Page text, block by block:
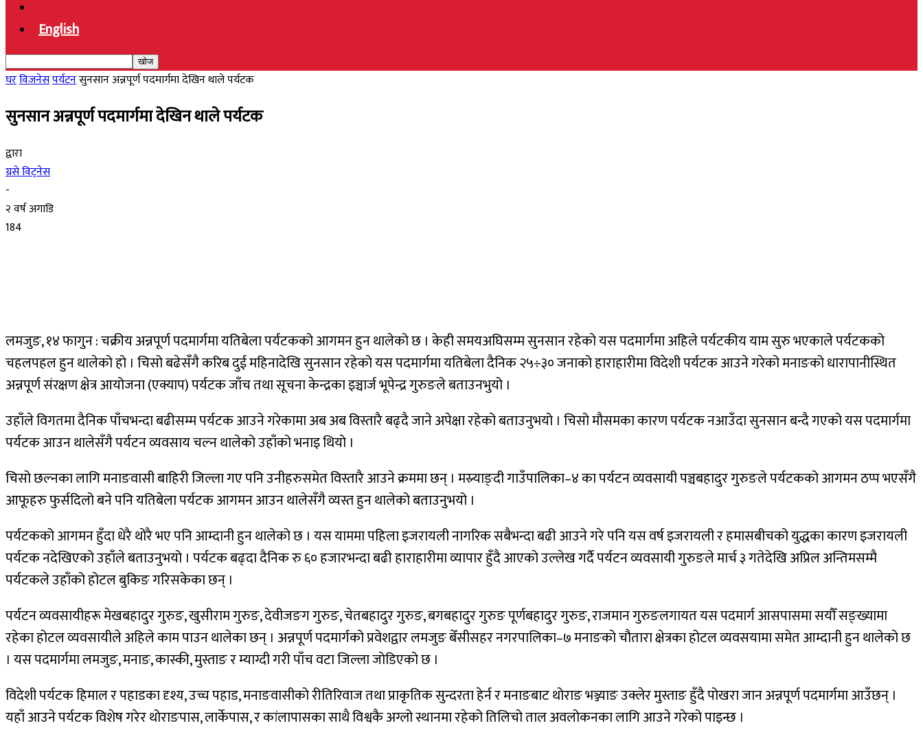
English
घरविजनेसपर्यटनसुनसान अन्नपूर्ण पदमार्गमा देखिन थाले पर्यटक
सुनसान अन्नपूर्ण पदमार्गमा देखिन थाले पर्यटक
द्वारा
ग्रसे विट्नेस
-
२ वर्ष अगाडि
184
लमजुङ, १४ फागुन : चक्रीय अन्नपूर्ण पदमार्गमा यतिबेला पर्यटकको आगमन हुन थालेको छ । केही समयअघिसम्म सुनसान रहेको यस पदमार्गमा अहिले पर्यटकीय याम सुरु भएकाले पर्यटकको
चहलपहल हुन थालेको हो । चिसो बढेसँगै करिब दुई महिनादेखि सुनसान रहेको यस पदमार्गमा यतिबेला दैनिक २५÷३० जनाको हाराहारीमा विदेशी पर्यटक आउने गरेको मनाङको धारापानीस्थित
अन्नपूर्ण संरक्षण क्षेत्र आयोजना (एक्याप) पर्यटक जाँच तथा सूचना केन्द्रका इञ्चार्ज भूपेन्द्र गुरुङले बताउनभुयो ।
उहाँले विगतमा दैनिक पाँचभन्दा बढीसम्म पर्यटक आउने गरेकामा अब अब विस्तारै बढ्दै जाने अपेक्षा रहेको बताउनुभयो । चिसो मौसमका कारण पर्यटक नआउँदा सुनसान बन्दै गएको यस पदमार्गमा
पर्यटक आउन थालेसँगै पर्यटन व्यवसाय चल्न थालेको उहाँको भनाइ थियो ।
चिसो छल्नका लागि मनाङवासी बाहिरी जिल्ला गए पनि उनीहरुसमेत विस्तारै आउने क्रममा छन् । मस्र्याङ्दी गाउँपालिका–४ का पर्यटन व्यवसायी पञ्चबहादुर गुरुङले पर्यटकको आगमन ठप्प भएसँगै
आफूहरु फुर्सदिलो बने पनि यतिबेला पर्यटक आगमन आउन थालेसँगै व्यस्त हुन थालेको बताउनुभयो ।
पर्यटकको आगमन हुँदा धेरै थोरै भए पनि आम्दानी हुन थालेको छ । यस याममा पहिला इजरायली नागरिक सबैभन्दा बढी आउने गरे पनि यस वर्ष इजरायली र हमासबीचको युद्धका कारण इजरायली
पर्यटक नदेखिएको उहाँले बताउनुभयो । पर्यटक बढ्दा दैनिक रु ६० हजारभन्दा बढी हाराहारीमा व्यापार हुँदै आएको उल्लेख गर्दै पर्यटन व्यवसायी गुरुङले मार्च ३ गतेदेखि अप्रिल अन्तिमसम्मै
पर्यटकले उहाँको होटल बुकिङ गरिसकेका छन् ।
पर्यटन व्यवसायीहरू मेखबहादुर गुरुङ, खुसीराम गुरुङ, देवीजङग गुरुङ, चेतबहादुर गुरुङ, बगबहादुर गुरुङ पूर्णबहादुर गुरुङ, राजमान गुरुङलगायत यस पदमार्ग आसपासमा सयौँ सङ्ख्यामा
रहेका होटल व्यवसायीले अहिले काम पाउन थालेका छन् । अन्नपूर्ण पदमार्गको प्रवेशद्वार लमजुङ बेँसीसहर नगरपालिका–७ मनाङको चौतारा क्षेत्रका होटल व्यवसयामा समेत आम्दानी हुन थालेको छ
। यस पदमार्गमा लमजुङ, मनाङ, कास्की, मुस्ताङ र म्याग्दी गरी पाँच वटा जिल्ला जोडिएको छ ।
विदेशी पर्यटक हिमाल र पहाडका दृश्य, उच्च पहाड, मनाङवासीको रीतिरिवाज तथा प्राकृतिक सुन्दरता हेर्न र मनाङबाट थोराङ भञ्ज्याङ उक्लेर मुस्ताङ हुँदै पोखरा जान अन्नपूर्ण पदमार्गमा आउँछन् ।
यहाँ आउने पर्यटक विशेष गरेर थोराङपास, लार्केपास, र कांलापासका साथै विश्वकै अग्लो स्थानमा रहेको तिलिचो ताल अवलोकनका लागि आउने गरेको पाइन्छ ।